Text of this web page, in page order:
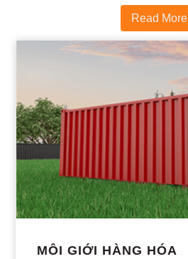
Read More
MÔI GIỚI HÀNG HÓA